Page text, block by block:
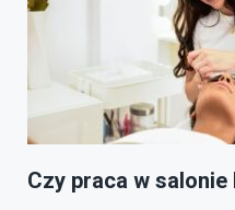
Czy praca w